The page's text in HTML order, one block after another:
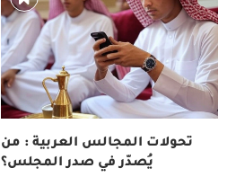
تحولات المجالس العربية : من
يُصدّر في صدر المجلس؟